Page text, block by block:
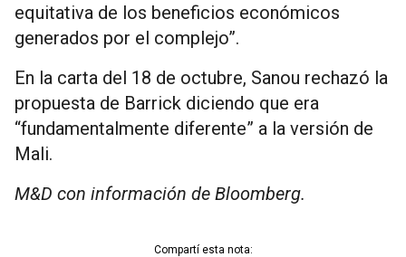
equitativa de los beneficios económicos
generados por el complejo”.
En la carta del 18 de octubre, Sanou rechazó la
propuesta de Barrick diciendo que era
“fundamentalmente diferente” a la versión de
Mali.
M&D con información de Bloomberg.
Compartí esta nota: